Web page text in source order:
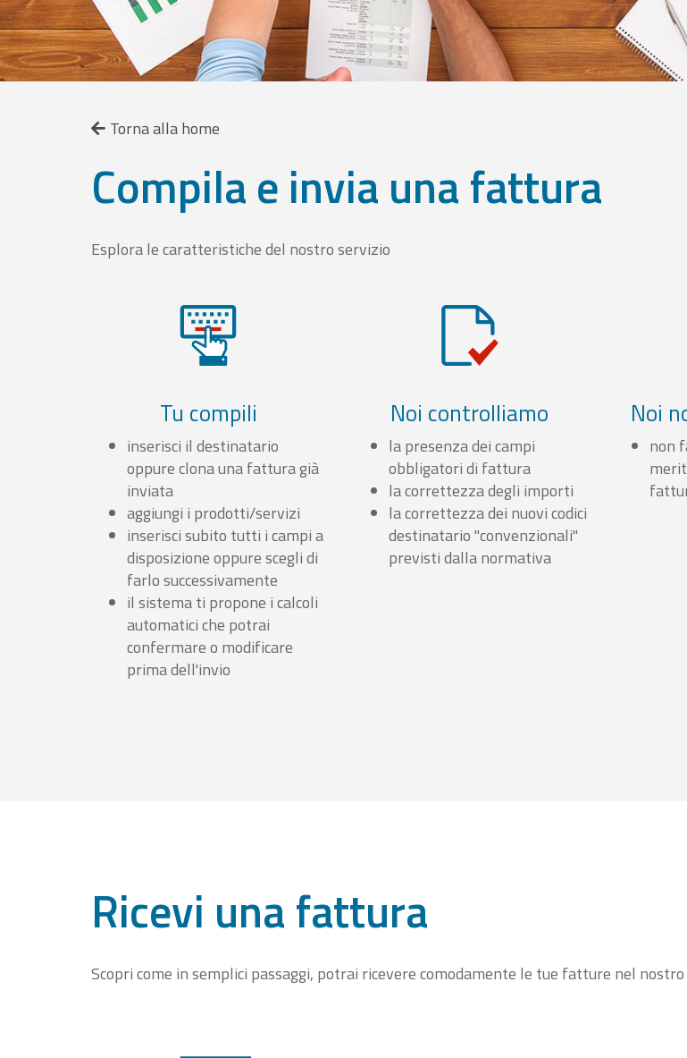
Torna alla home
Compila e invia una fattura
Esplora le caratteristiche del nostro servizio
Tu compili
inserisci il destinatario
oppure clona una fattura già
inviata
aggiungi i prodotti/servizi
inserisci subito tutti i campi a
disposizione oppure scegli di
farlo successivamente
il sistema ti propone i calcoli
automatici che potrai
confermare o modificare
prima dell'invio
Noi controlliamo
la presenza dei campi
obbligatori di fattura
la correttezza degli importi
la correttezza dei nuovi codici
destinatario "convenzionali"
previsti dalla normativa
Noi
non
Ricevi una fattura
Scopri come in semplici passaggi, potrai ricevere comodamente le tue fatture nel